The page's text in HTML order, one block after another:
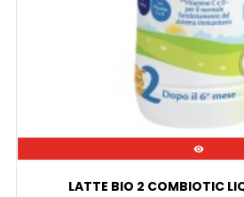

LATTE BIO 2 COMBIOTIC